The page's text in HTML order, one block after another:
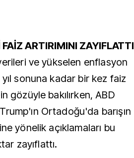
ARTIRIMINI ZAYIFLATTI
ve yükselen enflasyon
sonuna kadar bir kez faiz
gözüyle bakılırken, ABD
Ortadoğu'da barışın
yönelik açıklamaları bu
zayıflattı.